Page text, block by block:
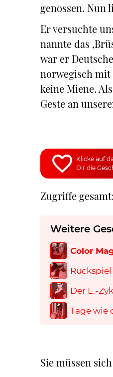
genossen. Nun
Er versuchte
nannte das
war er
norwegisch mit
keine Miene.
Geste an
Klicke auf
Dir die
Zugriffe
Weitere
Color
Rückspiel
Der L.-
Tage wie
Sie müssen